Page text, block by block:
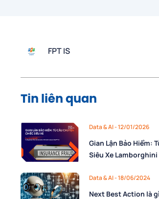
FPT IS
Tin liên quan
Data & AI - 12/01/2026
Gian Lận Bảo Hiểm:
Siêu Xe
Data & AI - 18/06/2024
Next Best Action là